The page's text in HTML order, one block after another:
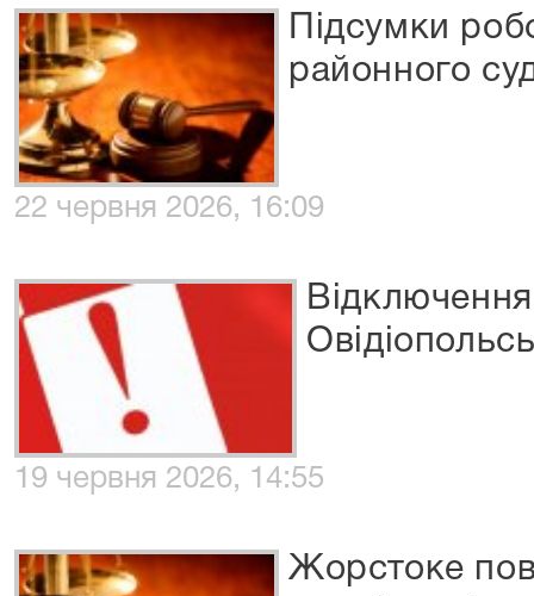
Підсумки
районного
22 червня 2026, 16:09
Відключення
19 червня 2026, 14:55
Жорстоке